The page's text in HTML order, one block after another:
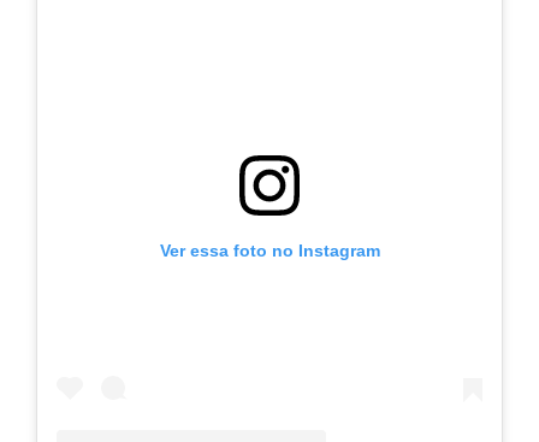
Ver essa foto no Instagram